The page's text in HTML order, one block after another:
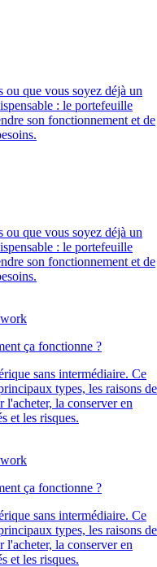
que vous soyez déjà un
: le portefeuille
son fonctionnement et de
que vous soyez déjà un
: le portefeuille
son fonctionnement et de
ça fonctionne ?
sans intermédiaire. Ce
types, les raisons de
l'acheter, la conserver en
et les risques.
ça fonctionne ?
sans intermédiaire. Ce
types, les raisons de
l'acheter, la conserver en
et les risques.